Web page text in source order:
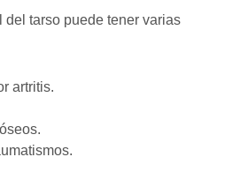
del tarso puede tener varias
artritis.